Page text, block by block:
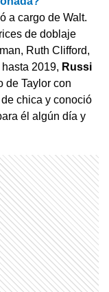
a cargo de Walt.
de doblaje
Ruth Clifford,
2019, Russi
de Taylor con
chica y conoció
él algún día y